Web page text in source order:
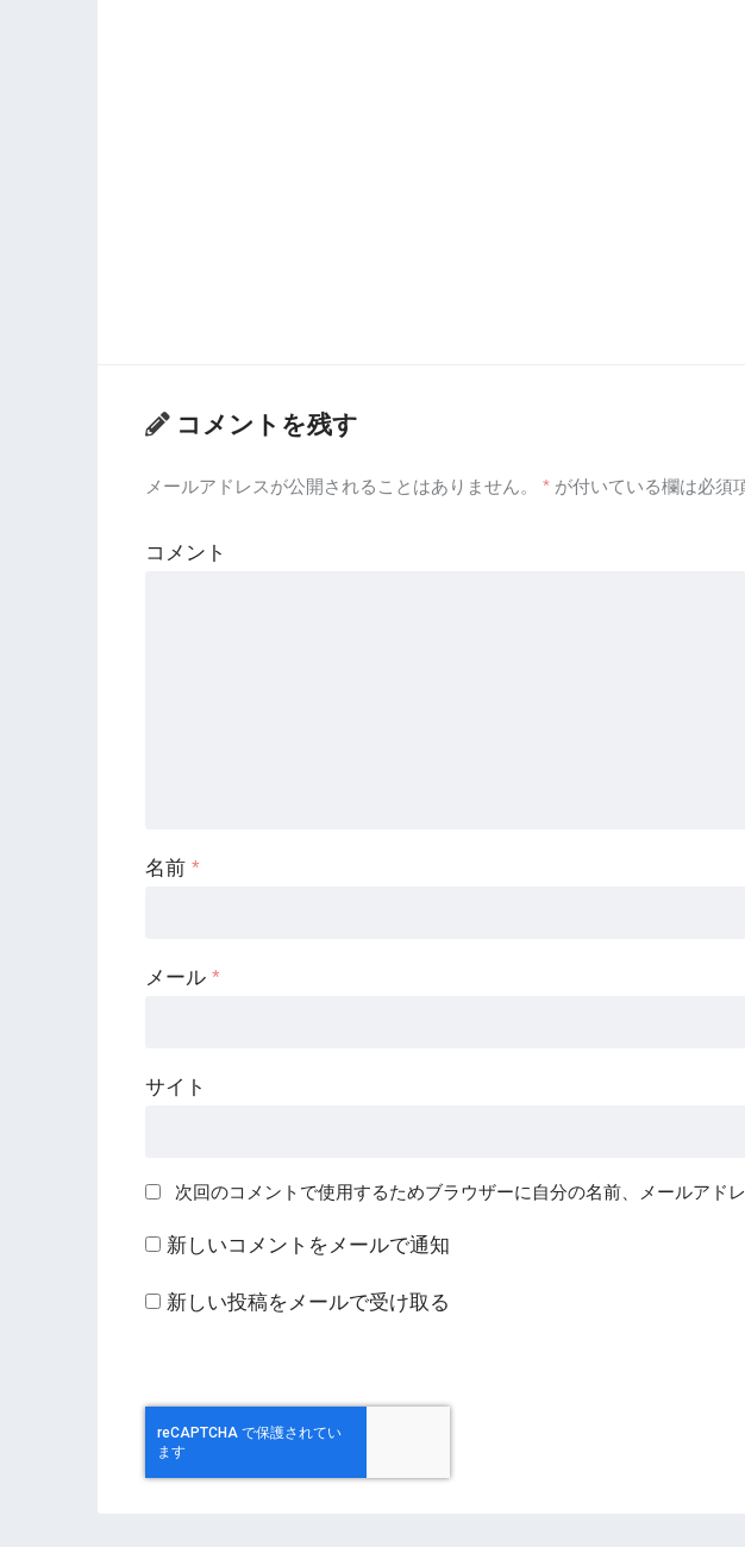
コメントを残す
メールアドレスが公開されることはありません。 * が付いている欄は必須
コメント
名前 *
メール *
サイト
次回のコメントで使用するためブラウザーに自分の名前、メールアド
新しいコメントをメールで通知
新しい投稿をメールで受け取る